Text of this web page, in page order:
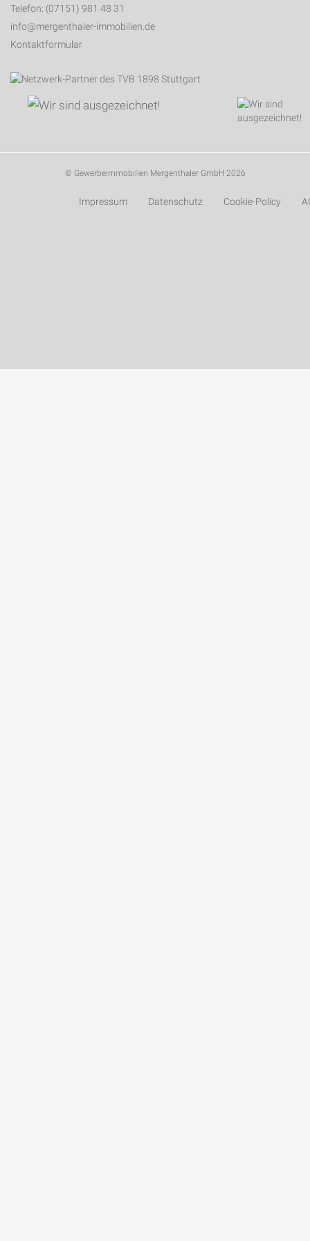
Telefon: (07151) 981 48 31
info@mergenthaler-immobilien.de
Kontaktformular
© Gewerbeimmobilien Mergenthaler GmbH 2026
Impressum Datenschutz Cookie-Policy